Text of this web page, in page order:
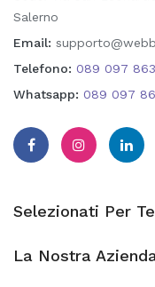
Salerno
Email:
Telefono: 089 097
Whatsapp: 089 097
Selezionati Per Te
La Nostra